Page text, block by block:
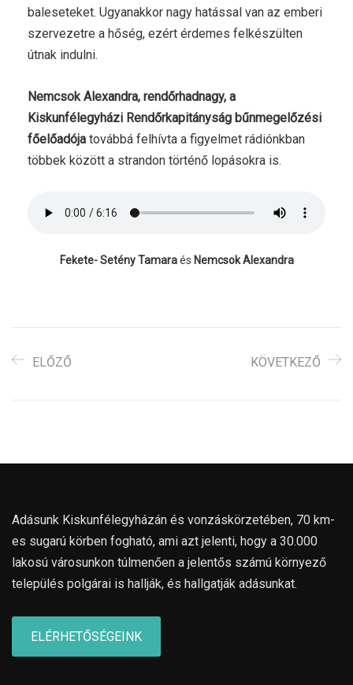
baleseteket. Ugyanakkor nagy hatással van az emberi
szervezetre a hőség, ezért érdemes felkészülten
útnak indulni.
Nemcsok Alexandra, rendőrhadnagy, a
Kiskunfélegyházi Rendőrkapitányság bűnmegelőzési
főelőadója továbbá felhívta a figyelmet rádiónkban
többek között a strandon történő lopásokra is.
Fekete- Setény Tamaraés Nemcsok Alexandra
ELŐZŐ KÖVETKEZŐ
Adásunk Kiskunfélegyházán és vonzáskörzetében, 70 km-
es sugarú körben fogható, ami azt jelenti, hogy a 30.000
lakosú városunkon túlmenően a jelentős számú környező
település polgárai is hallják, és hallgatják adásunkat.
ELÉRHETŐSÉGEINK